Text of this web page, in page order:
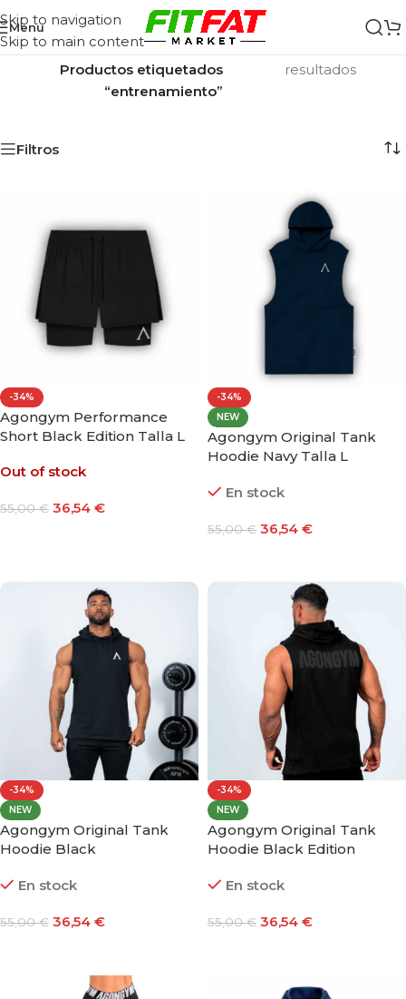
Skip to navigation
Skip to main content
Menu
Inicio/
Productos etiquetados
“entrenamiento”
resultados
Filtros
-34%
Agongym Performance
Short Black Edition Talla L
Out of stock
55,00€ 36,54 €
-34%
NEW
Agongym Original Tank
Hoodie Navy Talla L
En stock
55,00€ 36,54 €
-34%
NEW
Agongym Original Tank
Hoodie Black
En stock
55,00€ 36,54 €
-34%
NEW
Agongym Original Tank
Hoodie Black Edition
En stock
55,00€ 36,54 €